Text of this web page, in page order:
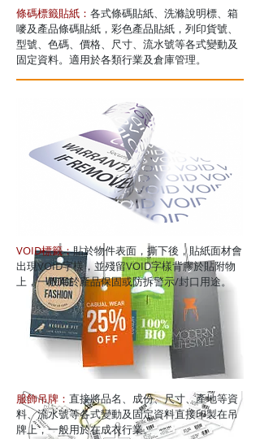
VOID標籤：貼於物件表面，撕下後，貼紙面材會
出現VOID字樣，並殘留VOID字樣背膠於貼附物
上，一般用於產品保固或防拆警示/封口用途。
服飾吊牌： 直接將品名、成份、尺寸、產地等資
料、流水號等各式變動及固定資料直接印製在吊
牌上，一般用於在成衣行業。
條碼標籤貼紙： 各式條碼貼紙、洗滌說明標、箱
嘜及產品條碼貼紙，彩色產品貼紙，列印貨號、
型號、色碼、價格、尺寸、流水號等各式變動及
固定資料。適用於各類行業及倉庫管理。